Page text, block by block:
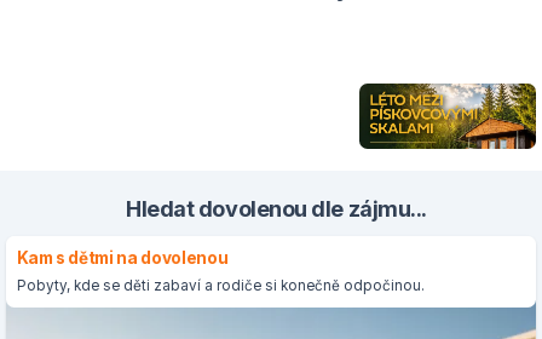
Hledat dovolenou dle zájmu...
Kam s dětmi na dovolenou
Pobyty, kde se děti zabaví a rodiče si konečně odpočinou.